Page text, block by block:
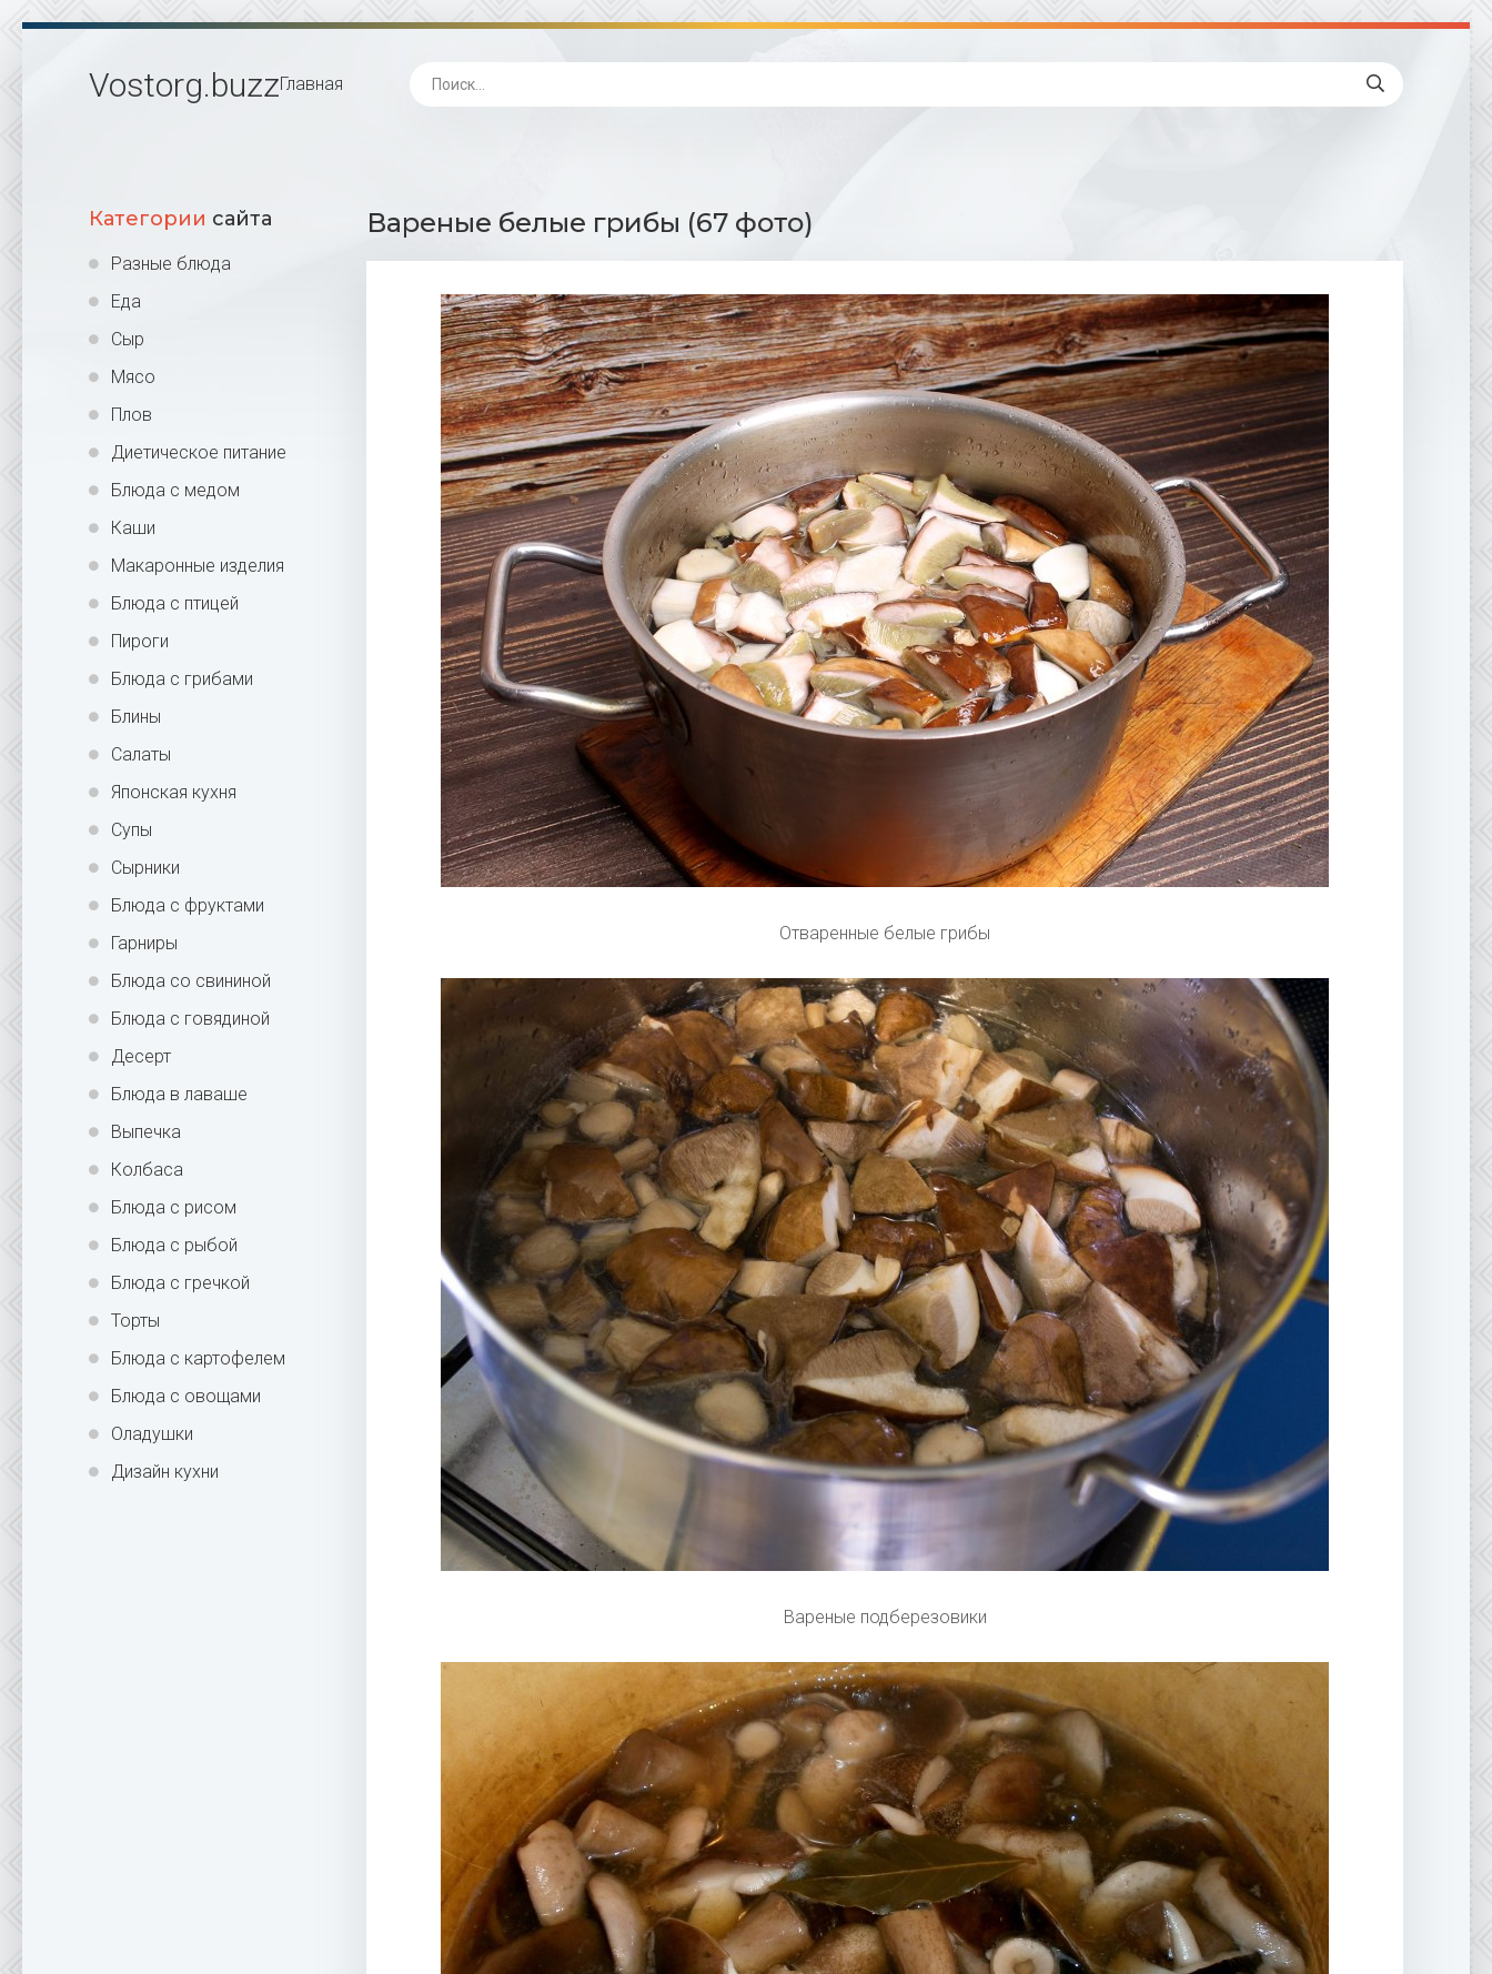
Vostorg.buzzГлавная
Категории сайта
Разные блюда
Еда
Сыр
Мясо
Плов
Диетическое питание
Блюда с медом
Каши
Макаронные изделия
Блюда с птицей
Пироги
Блюда с грибами
Блины
Салаты
Японская кухня
Супы
Сырники
Блюда с фруктами
Гарниры
Блюда со свининой
Блюда с говядиной
Десерт
Блюда в лаваше
Выпечка
Колбаса
Блюда с рисом
Блюда с рыбой
Блюда с гречкой
Торты
Блюда с картофелем
Блюда с овощами
Оладушки
Дизайн кухни
Вареные белые грибы (67 фото)
Отваренные белые грибы
Вареные подберезовики